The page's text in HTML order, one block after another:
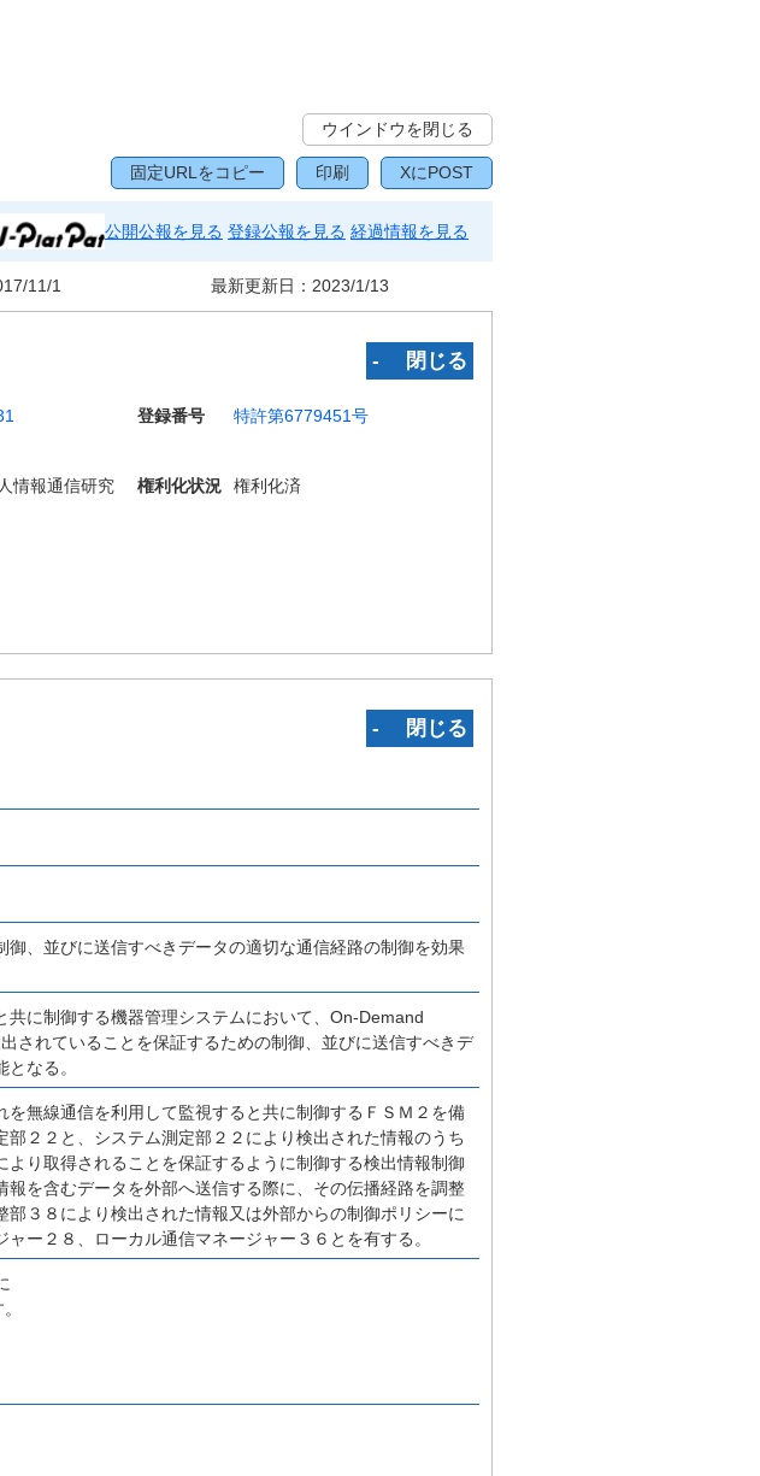
ウインドウを閉じる
固定URLをコピー 印刷 XにPOST
公開公報を見る 登録公報を見る 経過情報を見る
11/1 最新更新日： 2023/1/13
‐ 閉じる
登録番号
特許第6779451号
情報通信研究
権利化状況 権利化済
‐ 閉じる
、並びに送信すべきデータの適切な通信経路の制御を効果
に制御する機器管理システムにおいて、On-Demand
されていることを保証するための制御、並びに送信すべきデ
なる。
無線通信を利用して監視すると共に制御するＦＳＭ２を備
２２と、システム測定部２２により検出された情報のうち
り取得されることを保証するように制御する検出情報制御
を含むデータを外部へ送信する際に、その伝播経路を調整
３８により検出された情報又は外部からの制御ポリシーに
ー２８、ローカル通信マネージャー３６とを有する。